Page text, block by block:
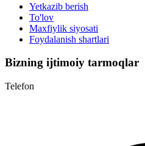
Yetkazib berish
To'lov
Maxfiylik siyosati
Foydalanish shartlari
Bizning ijtimoiy tarmoqlar
Telefon